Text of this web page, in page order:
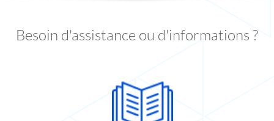
Besoin d'assistance ou d'informations ?